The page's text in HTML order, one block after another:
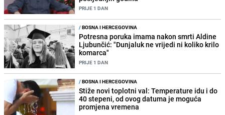
PRIJE 1 DAN
/BOSNA I HERCEGOVINA
Potresna poruka imama nakon smrti Aldine
Ljubunčić: "Dunjaluk ne vrijedi ni koliko krilo
komarca"
PRIJE 1 DAN
/BOSNA I HERCEGOVINA
Stiže novi toplotni val: Temperature idu i do
40 stepeni, od ovog datuma je moguća
promjena vremena